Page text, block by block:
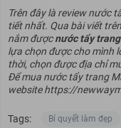
Trên đây là review nước
tiết nhất. Qua bài viết
nắm đượcnước tẩy
lựa chọn được cho mình
thời, chọn được địa chỉ
Để mua nước tẩy trang
websitehttps://
Tags: Bí quyết làm đẹp